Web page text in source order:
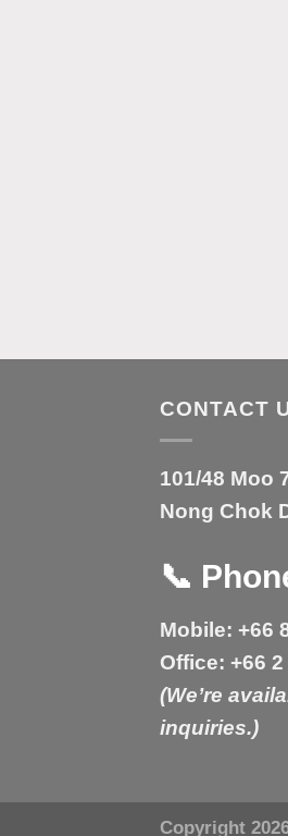
CONTACT
101/48 Moo
Nong Chok
📞
Mobile: +66
Office: +66
(We’re
inquiries.)
Copyright